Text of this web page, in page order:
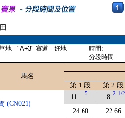
地 - "A+3" 賽道 - 好地
時間:
分段時間:
馬名
第 1 段
第 2 段
(CN021)
11 5
24.60
8 2-1/2
22.66